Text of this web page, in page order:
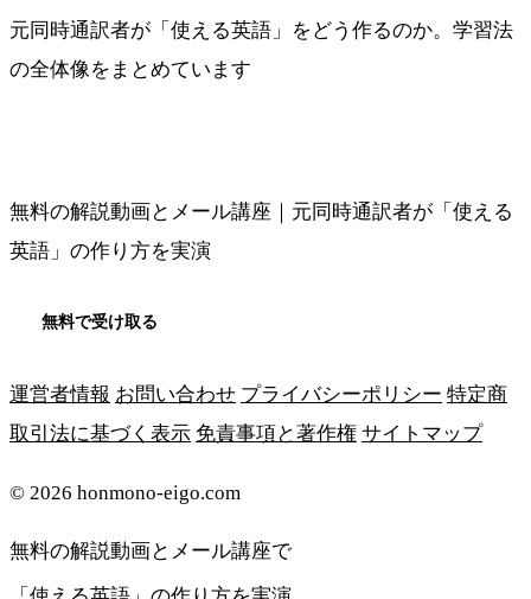
元同時通訳者が「使える英語」をどう作るのか。学習法
の全体像をまとめています
無料の解説動画とメール講座｜元同時通訳者が「使える
英語」の作り方を実演
無料で受け取る
運営者情報 お問い合わせ プライバシーポリシー 特定商
取引法に基づく表示 免責事項と著作権 サイトマップ
© 2026 honmono-eigo.com
無料の解説動画とメール講座で